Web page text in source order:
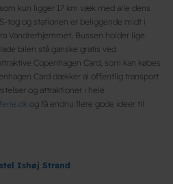
kun ligger 17 km væk med alle dens
tog og stationen er beliggende midt i
Vandrerhjemmet. Bussen holder lige
bilen stå ganske gratis ved
Copenhagen Card, som kan købes
Card dækker al offentlig transport
og attraktioner i hele
og få endnu flere gode ideer til
Ishøj Strand